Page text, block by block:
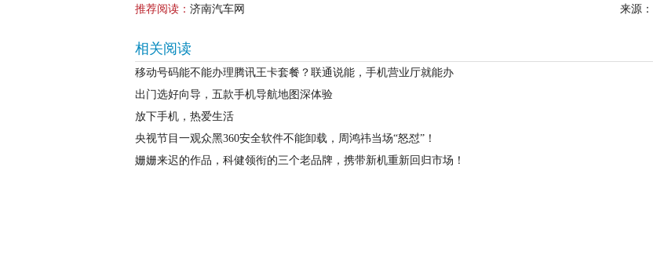
推荐阅读： 济南汽车网 来源：
相关阅读
移动号码能不能办理腾讯王卡套餐？联通说能，手机营业厅就能办
出门选好向导，五款手机导航地图深体验
放下手机，热爱生活
央视节目一观众黑360安全软件不能卸载，周鸿祎当场“怒怼”！
姗姗来迟的作品，科健领衔的三个老品牌，携带新机重新回归市场！